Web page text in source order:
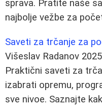
sprava. Pratite naše
najbolje vežbe za
Saveti za trčanje za
Višeslav Radanov
Praktični saveti za
izabrati opremu,
sve nivoe. Saznajte